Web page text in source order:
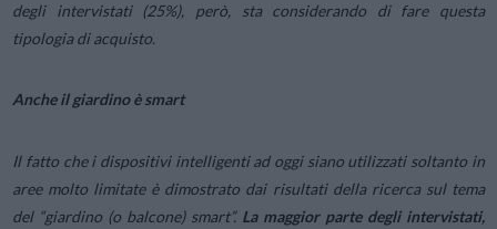
degli intervistati (25%), però, sta considerando di fare questa
tipologia di acquisto.
Anche il giardino è smart
Il fatto che i dispositivi intelligenti ad oggi siano utilizzati soltanto in
aree molto limitate è dimostrato dai risultati della ricerca sul tema
del “giardino (o balcone) smart”. La maggior parte degli intervistati,